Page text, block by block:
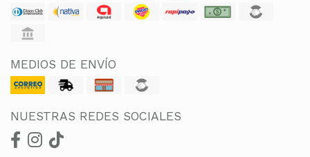
MEDIOS DE ENVÍO
NUESTRAS REDES SOCIALES